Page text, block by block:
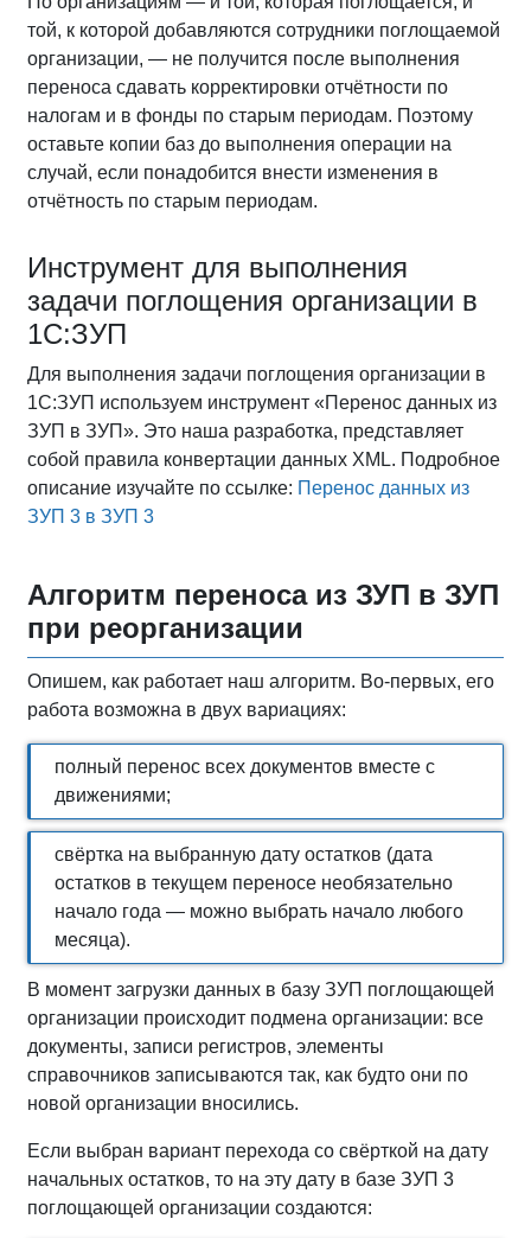
той, к которой добавляются сотрудники поглощаемой
организации, — не получится после выполнения
переноса сдавать корректировки отчётности по
налогам и в фонды по старым периодам. Поэтому
оставьте копии баз до выполнения операции на
случай, если понадобится внести изменения в
отчётность по старым периодам.
Инструмент для выполнения
задачи поглощения организации в
1С:ЗУП
Для выполнения задачи поглощения организации в
1С:ЗУП используем инструмент «Перенос данных из
ЗУП в ЗУП». Это наша разработка, представляет
собой правила конвертации данных XML. Подробное
описание изучайте по ссылке: Перенос данных из
ЗУП 3 в ЗУП 3
Алгоритм переноса из ЗУП в ЗУП
при реорганизации
Опишем, как работает наш алгоритм. Во‑первых, его
работа возможна в двух вариациях:
полный перенос всех документов вместе с
движениями;
свёртка на выбранную дату остатков (дата
остатков в текущем переносе необязательно
начало года — можно выбрать начало любого
месяца).
В момент загрузки данных в базу ЗУП поглощающей
организации происходит подмена организации: все
документы, записи регистров, элементы
справочников записываются так, как будто они по
новой организации вносились.
Если выбран вариант перехода со свёрткой на дату
начальных остатков, то на эту дату в базе ЗУП 3
поглощающей организации создаются: